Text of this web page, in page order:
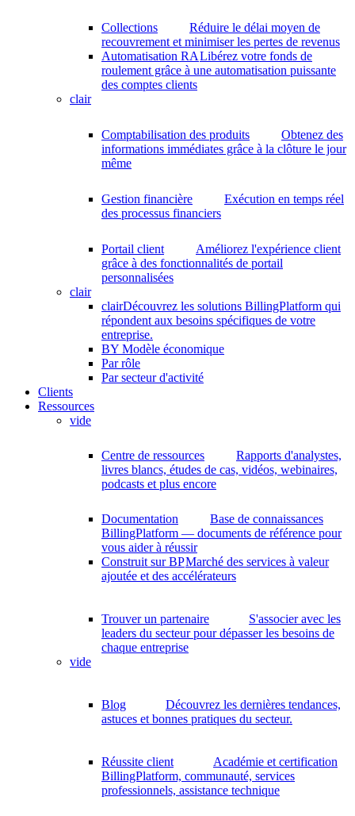
Collections
Réduire le délai moyen de
recouvrement et minimiser les pertes de revenus
Automatisation RALibérez votre fonds de
roulement grâce à une automatisation puissante
des comptes clients
clair
Comptabilisation des produits
Obtenez des
informations immédiates grâce à la clôture le jour
même
Gestion financière
Exécution en temps réel
des processus financiers
Portail client
Améliorez l'expérience client
grâce à des fonctionnalités de portail
personnalisées
clair
clairDécouvrez les solutions BillingPlatform qui
répondent aux besoins spécifiques de votre
entreprise.
BY Modèle économique
Par rôle
Par secteur d'activité
Clients
Ressources
vide
Centre de ressources
Rapports d'analystes,
livres blancs, études de cas, vidéos, webinaires,
podcasts et plus encore
Documentation
Base de connaissances
BillingPlatform — documents de référence pour
vous aider à réussir
Construit sur BPMarché des services à valeur
ajoutée et des accélérateurs
Trouver un partenaire
S'associer avec les
leaders du secteur pour dépasser les besoins de
chaque entreprise
vide
Blog
Découvrez les dernières tendances,
astuces et bonnes pratiques du secteur.
Réussite client
Académie et certification
BillingPlatform, communauté, services
professionnels, assistance technique